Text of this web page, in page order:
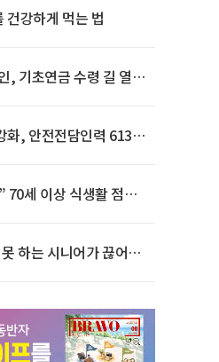
강하게 먹는 법
, 기초연금 수령 길 열린
화, 안전전담인력 613명
70세 이상 식생활 점수
하는 시니어가 끊어야